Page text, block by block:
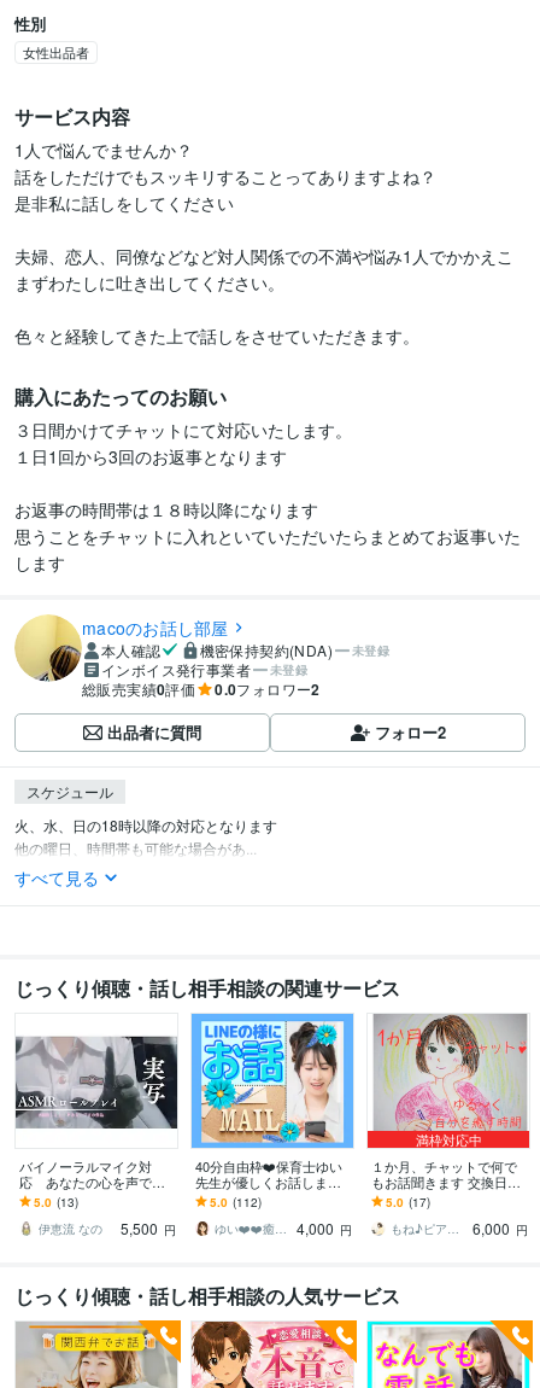
性別
女性出品者
サービス内容
1人で悩んでませんか？
話をしただけでもスッキリすることってありますよね？
是非私に話しをしてください
夫婦、恋人、同僚などなど対人関係での不満や悩み1人でかかえこ
まずわたしに吐き出してください。
購入にあたってのお願い
３日間かけてチャットにて対応いたします。
１日1回から3回のお返事となります
お返事の時間帯は１８時以降になります
思うことをチャットに入れといていただいたらまとめてお返事いた
します
macoのお話し部屋
本人確認 機密保持契約(NDA) 未登録
インボイス発行事業者 未登録
総販売実績0評価 0.0フォロワー2
出品者に質問 フォロー2
スケジュール
火、水、日の18時以降の対応となります
他の曜日、時間帯も可能な場合があ...
すべて見る
じっくり傾聴・話し相手相談の関連サービス
バイノーラルマイク対
応 あなたの心を声で癒
します あなただけのオリ
ジナルASMR作品をお届け
します。
5.0 (13)
伊恵流 なの
5,500 円
40分自由枠❤️保育士ゆい
先生が優しくお話します
✅電話相談よりお得にご利
用可能❗️何でもOK♡
5.0 (112)
ゆい❤️❤️癒しの心友
4,000 円
満枠対応中
１か月、チャットで何で
もお話聞きます 交換日記
のような、心のやり取り
をしましょう♡
5.0 (17)
もね♪ピアノの先生
6,000 円
じっくり傾聴・話し相手相談の人気サービス